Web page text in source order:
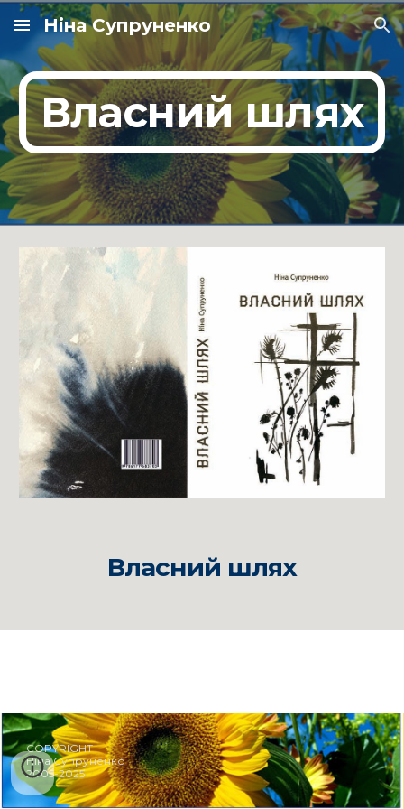
Skip to main content Skip to navigation
Ніна Супруненко
Власний шлях
Власний шлях
COPYRIGHT
Ніна Супруненко
2005-2025